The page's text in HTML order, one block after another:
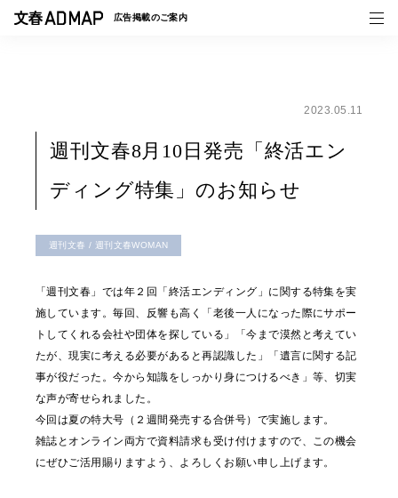
広告掲載のご案内
事例一覧
トピックス
2023.05.11
週刊文春8月10日発売「終活エン
ディング特集」のお知らせ
週刊文春 / 週刊文春WOMAN
「週刊文春」では年２回「終活エンディング」に関する特集を実
施しています。毎回、反響も高く「老後一人になった際にサポー
トしてくれる会社や団体を探している」「今まで漠然と考えてい
たが、現実に考える必要があると再認識した」「遺言に関する記
事が役だった。今から知識をしっかり身につけるべき」等、切実
な声が寄せられました。
今回は夏の特大号（２週間発売する合併号）で実施します。
雑誌とオンライン両方で資料請求も受け付けますので、この機会
にぜひご活用賜りますよう、よろしくお願い申し上げます。